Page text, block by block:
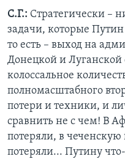
С.Г.: Стратегически –
задачи, которые
то есть – выход на
Донецкой и Луганской
колоссальное
полномасштабного
потери и техники, и
сравнить не с чем! В
потеряли, в
потеряли... Путину